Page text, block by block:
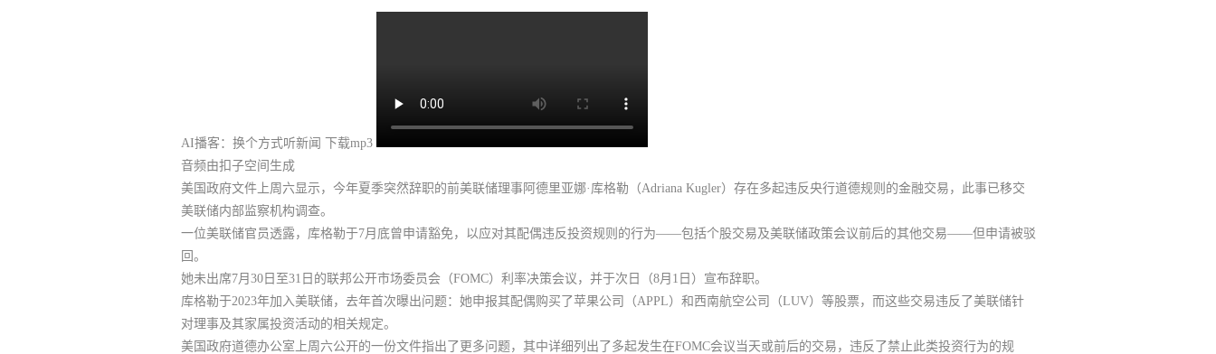
AI播客：换个方式听新闻 下载mp3
音频由扣子空间生成
美国政府文件上周六显示， 今年夏季突然辞职的前美联储理事阿德里亚娜·库格勒（Adriana Kugler）存在多起违反央行道德规则的金融交易，此事已移交
美联储内部监察机构调查。
一位美联储官员透露，库格勒于7月底曾申请豁免，以应对其配偶违反投资规则的行为——包括个股交易及美联储政策会议前后的其他交易——但申请被驳
回。
她未出席7月30日至31日的联邦公开市场委员会（FOMC）利率决策会议，并于次日（8月1日）宣布辞职。
库格勒于2023年加入美联储，去年首次曝出问题：她申报其配偶购买了苹果公司（APPL）和西南航空公司（LUV）等股票，而这些交易违反了美联储针
对理事及其家属投资活动的相关规定。
美国政府道德办公室上周六公开的一份文件指出了更多问题，其中详细列出了多起发生在FOMC会议当天或前后的交易，违反了禁止此类投资行为的规